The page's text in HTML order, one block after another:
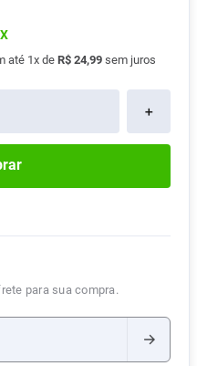
até 1x de R$ 24,99 sem juros
＋
para sua compra.